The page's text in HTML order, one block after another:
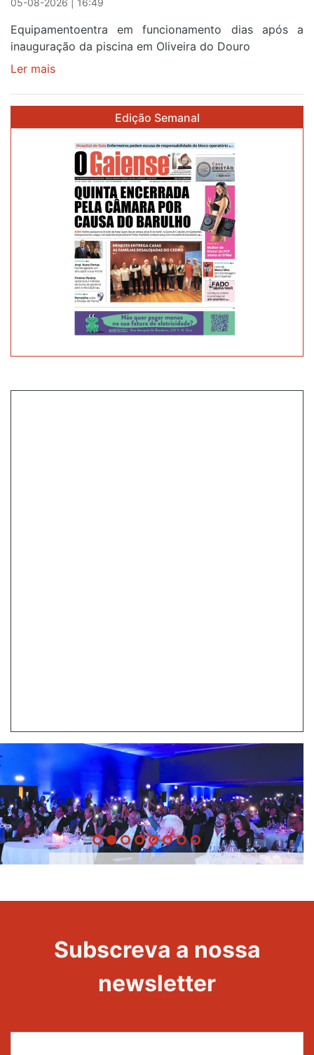
Equipamentoentra em funcionamento dias após a
inauguração da piscina em Oliveira do Douro
Ler mais
Avintes
abre
este
sábado
Edição Semanal
Evento
Maravilhas
Subscreva a nossa
newsletter